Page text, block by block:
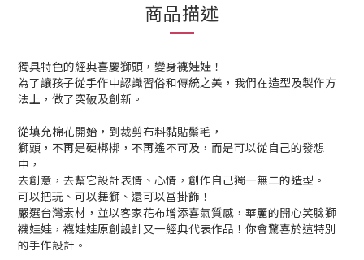
商品描述
獨具特色的經典喜慶獅頭，變身襪娃娃！
為了讓孩子從手作中認識習俗和傳統之美，我們在造型及製作方
法上，做了突破及創新。
從填充棉花開始，到裁剪布料黏貼鬃毛，
獅頭，不再是硬梆梆，不再遙不可及，而是可以從自己的發想
中，
去創意，去幫它設計表情、心情，創作自己獨一無二的造型。
可以把玩、可以舞獅、還可以當掛飾！
嚴選台灣素材，並以客家花布增添喜氣質感，華麗的開心笑臉獅
襪娃娃，襪娃娃原創設計又一經典代表作品！你會驚喜於這特別
的手作設計。